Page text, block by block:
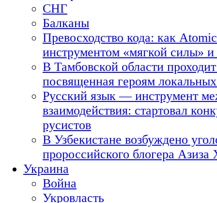
СНГ
Балканы
Превосходство кода: как
инструментом «мягкой силы» и
В Тамбовской области
посвященная героям
Русский язык — инструмент
взаимодействия: стартовал
русистов
В Узбекистане возбуждено
пророссийского блогера Азиза
Украина
Война
Укровласть